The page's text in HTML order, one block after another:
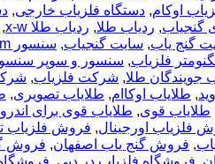
اوکام, دستگاه فلزیاب خارجی,
گنجیاب, ردیاب طلا, ردیاب طلا x-w ,
گنج یاب, سایت گنجیاب, سنسور okm
فلزیاب, سنسور و سوپر
طلا, شرکت فلزیاب,
, طلایاب اوکاام, طلایاب تصویری,
طلایاب قوی, طلایاب قوی برای
فلزیاب اورجینال, فروش فلزیاب
, فروش گنج یاب اصفهان, فروش
فروشگاه فلزیاب در دبی